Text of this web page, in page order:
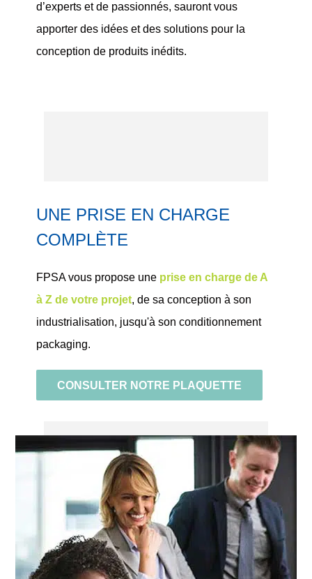
d’experts et de passionnés, sauront vous
apporter des idées et des solutions pour la
conception de produits inédits.
UNE PRISE EN CHARGE
COMPLÈTE
FPSA vous propose une prise en charge de A
à Z de votre projet, de saconceptionà son
industrialisation, jusqu'à sonconditionnement
packaging.
CONSULTER NOTRE PLAQUETTE